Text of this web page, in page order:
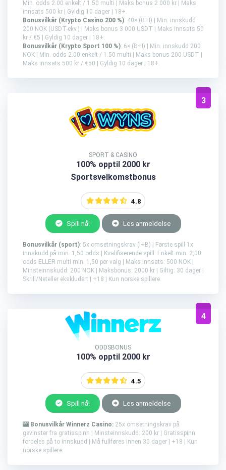
Min. odds 2.00 enkelt / 1.50 multi | Maks bonus 2 000 kr | Maks
innsats 500 kr | Gyldig 10 dager | 18+.
Bonusvilkår (Krypto Casino 200 %): 40× (B+I) | Min. innskudd
200 NOK (USDT-ekv.) | Maks bonus 3 000 USDT | Maks innsats 50
kr / €5 | Gyldig 10 dager | 18+.
Bonusvilkår (Krypto Sport 100 %): 6× (B+I) | Min. innskudd 200
NOK | Min. odds 2.00 enkelt / 1.50 multi | Maks bonus 200 USDT |
Maks innsats 500 kr / €50 | Gyldig 10 dager | 18+.
3
SPORT & CASINO
100% opptil 2000 kr
Sportsvelkomstbonus
4.8
Spill nå! Les anmeldelse
Bonusvilkår (sport): 5x omsetningskrav (I+B) | Første spill 1x
innskudd på min. 1,50 odds | Kvalifiserende spill: Enkelt min. 2,00
odds ELLER multi min. 1,50 per valg | Maks innsats: 500 NOK |
Minsteinnskudd: 200 NOK | Maksbonus: 2000 kr | Giltig: 30 dager |
Skrill/Neteller ekskludert | +18 | Kun norske spillere.
4
ODDSBONUS
100% opptil 2000 kr
4.5
Spill nå! Les anmeldelse
🎰 Bonusvilkår Winnerz Casino: 25x omsetningskrav på
gevinster fra gratisspinn | Minsteinnskudd: 200 kr | Gratisspinn
fordeles på to innskudd | Må fullføres innen 30 dager | +18 | Kun
norske spillere.